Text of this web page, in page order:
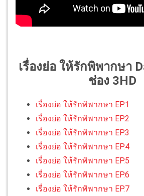
เรื่องย่อ ให้รักพิพากษา
ช่อง 3HD
เรื่องย่อ ให้รักพิพากษา EP.1
เรื่องย่อ ให้รักพิพากษา EP.2
เรื่องย่อ ให้รักพิพากษา EP.3
เรื่องย่อ ให้รักพิพากษา EP.4
เรื่องย่อ ให้รักพิพากษา EP.5
เรื่องย่อ ให้รักพิพากษา EP.6
เรื่องย่อ ให้รักพิพากษา EP.7